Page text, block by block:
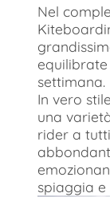
Nel
settimana.
In vero
una
rider a
spiaggia e